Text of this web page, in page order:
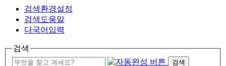
검색환경설정
검색도움말
다국어입력
검색
검색